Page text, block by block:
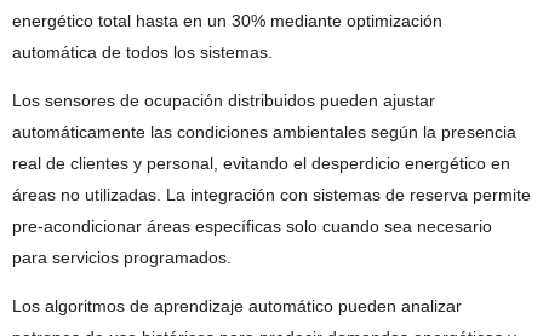
energético total hasta en un 30% mediante optimización
automática de todos los sistemas.
Los sensores de ocupación distribuidos pueden ajustar
automáticamente las condiciones ambientales según la presencia
real de clientes y personal, evitando el desperdicio energético en
áreas no utilizadas. La integración con sistemas de reserva permite
pre-acondicionar áreas específicas solo cuando sea necesario
para servicios programados.
Los algoritmos de aprendizaje automático pueden analizar